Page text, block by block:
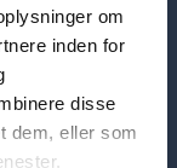
om
inden for
disse
dem, eller som